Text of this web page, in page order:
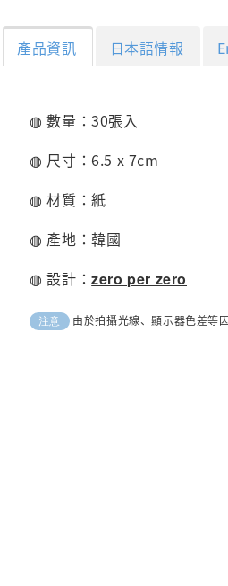
產品資訊 日本語情報
◍ 數量：30張入
◍ 尺寸：6.5 x 7cm
◍ 材質：紙
◍ 產地：韓國
◍ 設計：zero per zero
注意 由於拍攝光線、顯示器色差等